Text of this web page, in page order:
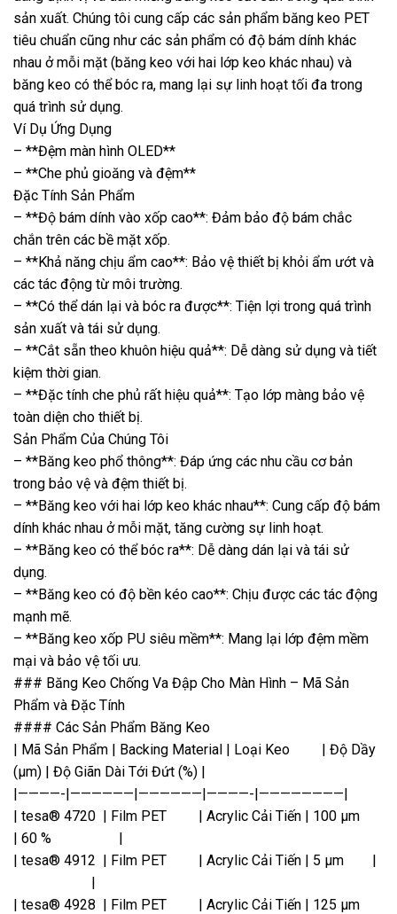
sản xuất. Chúng tôi cung cấp các sản phẩm băng keo PET
tiêu chuẩn cũng như các sản phẩm có độ bám dính khác
nhau ở mỗi mặt (băng keo với hai lớp keo khác nhau) và
băng keo có thể bóc ra, mang lại sự linh hoạt tối đa trong
quá trình sử dụng.
Ví Dụ Ứng Dụng
– **Đệm màn hình OLED**
– **Che phủ gioăng và đệm**
Đặc Tính Sản Phẩm
– **Độ bám dính vào xốp cao**: Đảm bảo độ bám chắc
chắn trên các bề mặt xốp.
– **Khả năng chịu ẩm cao**: Bảo vệ thiết bị khỏi ẩm ướt và
các tác động từ môi trường.
– **Có thể dán lại và bóc ra được**: Tiện lợi trong quá trình
sản xuất và tái sử dụng.
– **Cắt sẵn theo khuôn hiệu quả**: Dễ dàng sử dụng và tiết
kiệm thời gian.
– **Đặc tính che phủ rất hiệu quả**: Tạo lớp màng bảo vệ
toàn diện cho thiết bị.
Sản Phẩm Của Chúng Tôi
– **Băng keo phổ thông**: Đáp ứng các nhu cầu cơ bản
trong bảo vệ và đệm thiết bị.
– **Băng keo với hai lớp keo khác nhau**: Cung cấp độ bám
dính khác nhau ở mỗi mặt, tăng cường sự linh hoạt.
– **Băng keo có thể bóc ra**: Dễ dàng dán lại và tái sử
dụng.
– **Băng keo có độ bền kéo cao**: Chịu được các tác động
mạnh mẽ.
– **Băng keo xốp PU siêu mềm**: Mang lại lớp đệm mềm
mại và bảo vệ tối ưu.
### Băng Keo Chống Va Đập Cho Màn Hình – Mã Sản
Phẩm và Đặc Tính
#### Các Sản Phẩm Băng Keo
| Mã Sản Phẩm | Backing Material | Loại Keo | Độ Dầy
(µm) | Độ Giãn Dài Tới Đứt (%) |
|————-|——————|——————|————-|————————|
| tesa® 4720 | Film PET | Acrylic Cải Tiến | 100 µm
| 60 % |
| tesa® 4912 | Film PET | Acrylic Cải Tiến | 5 µm |
|
| tesa® 4928 | Film PET | Acrylic Cải Tiến | 125 µm